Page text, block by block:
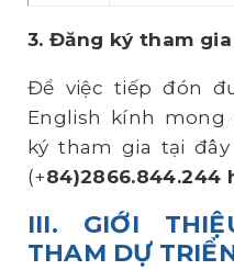
3. Đăng ký tham gia
Để việc tiếp đón
English kính mong
ký tham gia tại
(+84)2866.844.244
III. GIỚI
THAM DỰ